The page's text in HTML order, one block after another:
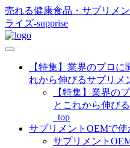
売れる健康食品・サプリメ
ライズ-supprise
【特集】業界のプロ
れから伸びるサプリメ
【特集】業界の
とこれから伸び
_top
サプリメントOEMで
サプリメント